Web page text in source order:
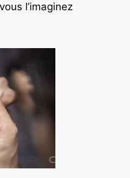
l’imaginez